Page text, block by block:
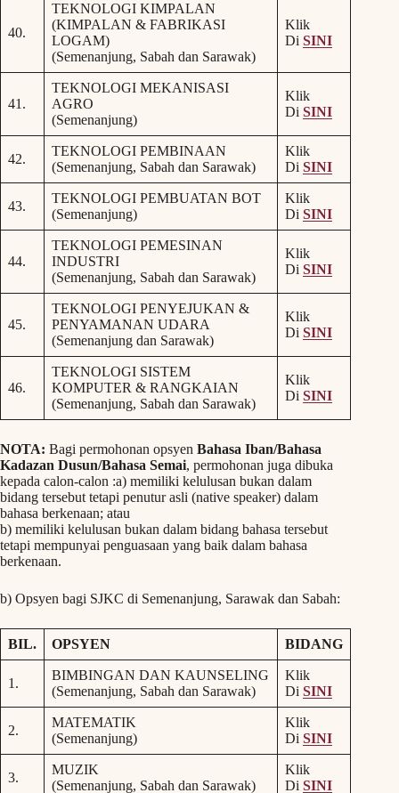
40.
TEKNOLOGI KIMPALAN
(KIMPALAN & FABRIKASI
LOGAM)
(Semenanjung, Sabah dan Sarawak)
Klik
Di SINI
41.
TEKNOLOGI MEKANISASI
AGRO
(Semenanjung)
Klik
Di SINI
42.
TEKNOLOGI PEMBINAAN
(Semenanjung, Sabah dan Sarawak)
Klik
Di SINI
43.
TEKNOLOGI PEMBUATAN BOT
(Semenanjung)
Klik
Di SINI
44.
TEKNOLOGI PEMESINAN
INDUSTRI
(Semenanjung, Sabah dan Sarawak)
Klik
Di SINI
45.
TEKNOLOGI PENYEJUKAN &
PENYAMANAN UDARA
(Semenanjung dan Sarawak)
Klik
Di SINI
46.
TEKNOLOGI SISTEM
KOMPUTER & RANGKAIAN
(Semenanjung, Sabah dan Sarawak)
Klik
Di SINI
NOTA: Bagi permohonan opsyen Bahasa Iban/Bahasa
Kadazan Dusun/Bahasa Semai, permohonan juga dibuka
kepada calon-calon :a) memiliki kelulusan bukan dalam
bidang tersebut tetapi penutur asli (native speaker) dalam
bahasa berkenaan; atau
b) memiliki kelulusan bukan dalam bidang bahasa tersebut
tetapi mempunyai penguasaan yang baik dalam bahasa
berkenaan.
b) Opsyen bagi SJKC di Semenanjung, Sarawak dan Sabah:
BIL. OPSYEN BIDANG
1.
BIMBINGAN DAN KAUNSELING
(Semenanjung, Sabah dan Sarawak)
Klik
Di SINI
2.
MATEMATIK
(Semenanjung)
Klik
Di SINI
3.
MUZIK
(Semenanjung, Sabah dan Sarawak)
Klik
Di SINI